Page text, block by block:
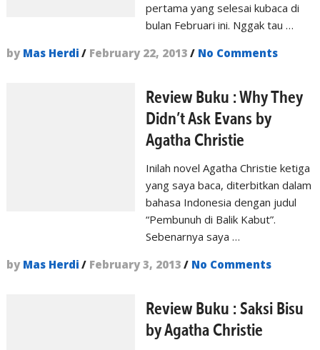
pertama yang selesai kubaca di
bulan Februari ini. Nggak tau …
by Mas Herdi / February 22, 2013 / No Comments
Review Buku : Why They
Didn’t Ask Evans by
Agatha Christie
Inilah novel Agatha Christie ketiga
yang saya baca, diterbitkan dalam
bahasa Indonesia dengan judul
“Pembunuh di Balik Kabut”.
Sebenarnya saya …
by Mas Herdi / February 3, 2013 / No Comments
Review Buku : Saksi Bisu
by Agatha Christie